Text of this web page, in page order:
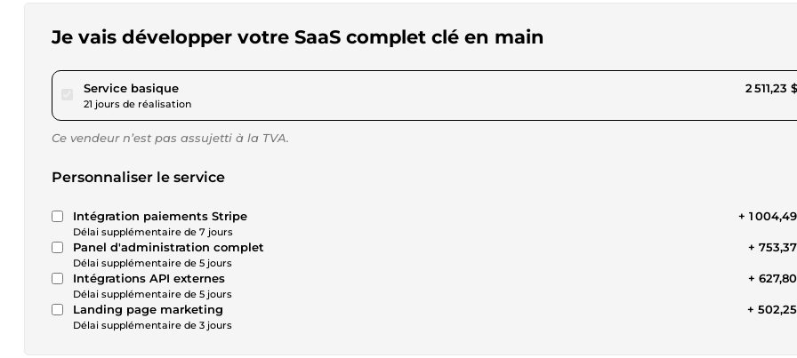
Je vais développer votre SaaS complet clé en main
Service basiquepour 2 314,50 $US
21 jours de réalisation
2 511,23
Ce vendeur n’est pas assujetti à la TVA.
Personnaliser le service
Intégration paiements Stripe
Délai supplémentaire de 7 jours
+ 1
Panel d'administration complet
Délai supplémentaire de 5 jours
+
Intégrations API externes
Délai supplémentaire de 5 jours
+
Landing page marketing
Délai supplémentaire de 3 jours
+